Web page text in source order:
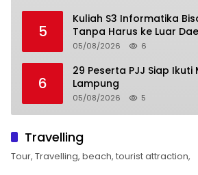
5
Kuliah S3 Informatika
Tanpa Harus ke Luar
05/08/2026 6
6
29 Peserta PJJ Siap Ikuti MPLS,
Lampung
05/08/2026 5
Travelling
Tour, Travelling, beach, tourist attraction,